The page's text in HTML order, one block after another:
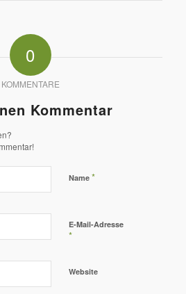
0
KOMMENTARE
Kommentar
Name *
E-Mail-Adresse
*
Website